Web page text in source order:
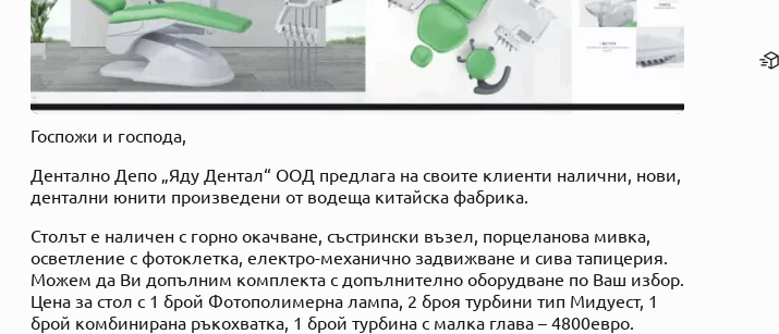
Детайли
Госпожи и господа,
Дентално Депо „Яду Дентал“ ООД предлага на своите клиенти налични, нови,
дентални юнити произведени от водеща китайска фабрика.
Столът е наличен с горно окачване, състрински възел, порцеланова мивка,
осветление с фотоклетка, електро-механично задвижване и сива тапицерия.
Можем да Ви допълним комплекта с допълнително оборудване по Ваш избор.
Цена за стол с 1 брой Фотополимерна лампа, 2 броя турбини тип Мидуест, 1
брой комбинирана ръкохватка, 1 брой турбина с малка глава – 4800евро.